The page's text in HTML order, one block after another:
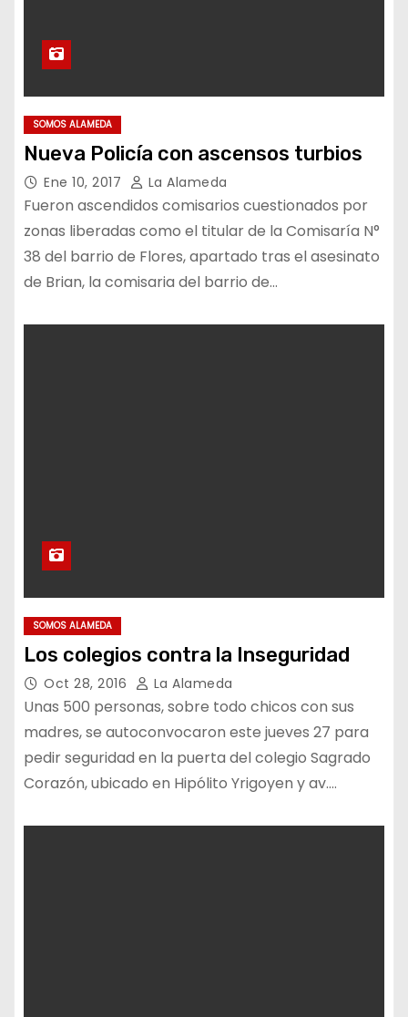
SOMOS ALAMEDA
Nueva Policía con ascensos turbios
Ene 10, 2017 La Alameda
Fueron ascendidos comisarios cuestionados por
zonas liberadas como el titular de la Comisaría N°
38 del barrio de Flores, apartado tras el asesinato
de Brian, la comisaria del barrio de…
SOMOS ALAMEDA
Los colegios contra la Inseguridad
Oct 28, 2016 La Alameda
Unas 500 personas, sobre todo chicos con sus
madres, se autoconvocaron este jueves 27 para
pedir seguridad en la puerta del colegio Sagrado
Corazón, ubicado en Hipólito Yrigoyen y av.…